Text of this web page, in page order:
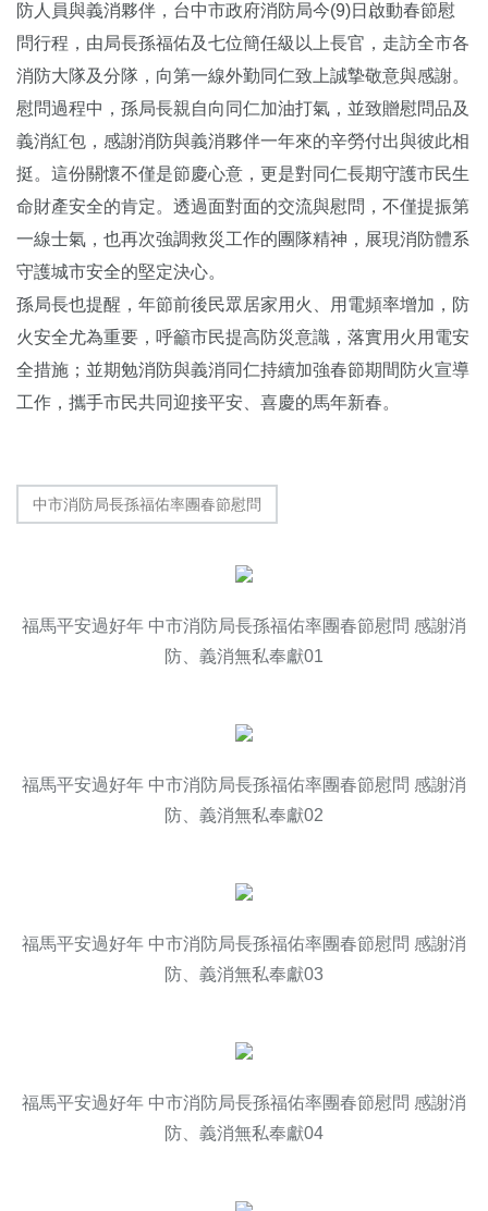
防人員與義消夥伴，台中市政府消防局今(9)日啟動春節慰
問行程，由局長孫福佑及七位簡任級以上長官，走訪全市各
消防大隊及分隊，向第一線外勤同仁致上誠摯敬意與感謝。
慰問過程中，孫局長親自向同仁加油打氣，並致贈慰問品及
義消紅包，感謝消防與義消夥伴一年來的辛勞付出與彼此相
挺。這份關懷不僅是節慶心意，更是對同仁長期守護市民生
命財產安全的肯定。透過面對面的交流與慰問，不僅提振第
一線士氣，也再次強調救災工作的團隊精神，展現消防體系
守護城市安全的堅定決心。
孫局長也提醒，年節前後民眾居家用火、用電頻率增加，防
火安全尤為重要，呼籲市民提高防災意識，落實用火用電安
全措施；並期勉消防與義消同仁持續加強春節期間防火宣導
工作，攜手市民共同迎接平安、喜慶的馬年新春。
中市消防局長孫福佑率團春節慰問
福馬平安過好年 中市消防局長孫福佑率團春節慰問 感謝消
防、義消無私奉獻01
福馬平安過好年 中市消防局長孫福佑率團春節慰問 感謝消
防、義消無私奉獻02
福馬平安過好年 中市消防局長孫福佑率團春節慰問 感謝消
防、義消無私奉獻03
福馬平安過好年 中市消防局長孫福佑率團春節慰問 感謝消
防、義消無私奉獻04